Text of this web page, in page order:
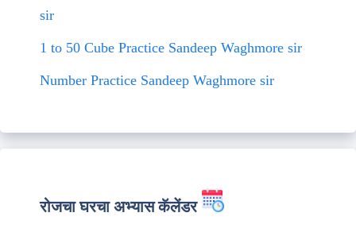
sir
1 to 50 Cube Practice Sandeep Waghmore sir
Number Practice Sandeep Waghmore sir
रोजचा घरचा अभ्यास कॅलेंडर